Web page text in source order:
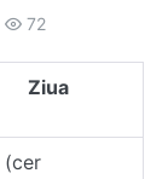
72
Ziua
(cer